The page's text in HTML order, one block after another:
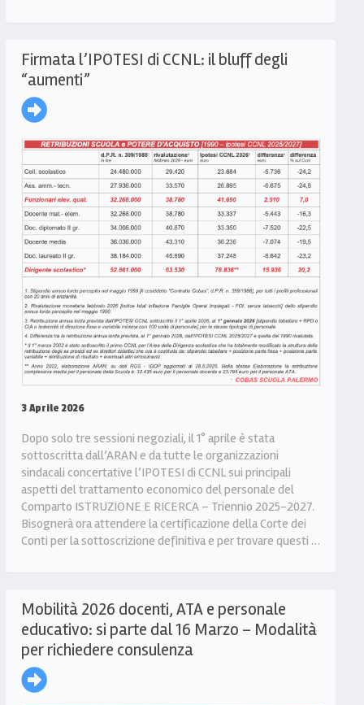
Firmata l’IPOTESI di CCNL: il bluff degli
“aumenti”
3 Aprile 2026
Dopo solo tre sessioni negoziali, il 1° aprile è stata
sottoscritta dall’ARAN e da tutte le organizzazioni
sindacali concertative l’IPOTESI di CCNL sui principali
aspetti del trattamento economico del personale del
Comparto ISTRUZIONE E RICERCA – Triennio 2025-2027.
Bisognerà ora attendere la certificazione della Corte dei
Conti per la sottoscrizione definitiva e per trovare questi …
Mobilità 2026 docenti, ATA e personale
educativo: si parte dal 16 Marzo – Modalità
per richiedere consulenza